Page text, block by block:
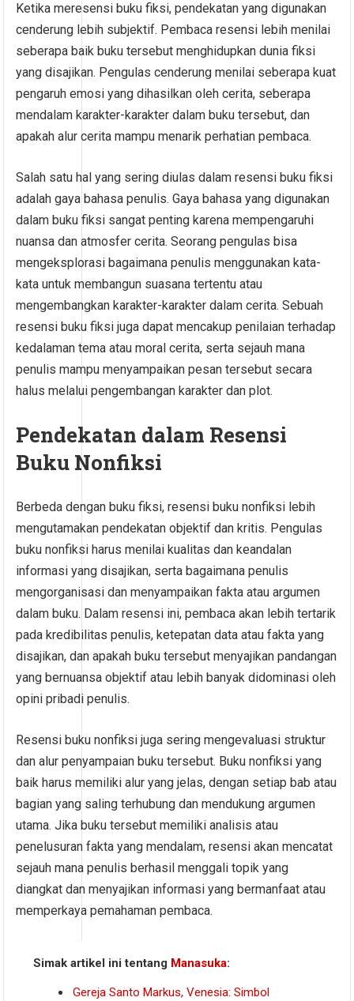
Ketika meresensi buku fiksi, pendekatan yang digunakan
cenderung lebih subjektif. Pembaca resensi lebih menilai
seberapa baik buku tersebut menghidupkan dunia fiksi
yang disajikan. Pengulas cenderung menilai seberapa kuat
pengaruh emosi yang dihasilkan oleh cerita, seberapa
mendalam karakter-karakter dalam buku tersebut, dan
apakah alur cerita mampu menarik perhatian pembaca.
Salah satu hal yang sering diulas dalam resensi buku fiksi
adalah gaya bahasa penulis. Gaya bahasa yang digunakan
dalam buku fiksi sangat penting karena mempengaruhi
nuansa dan atmosfer cerita. Seorang pengulas bisa
mengeksplorasi bagaimana penulis menggunakan kata-
kata untuk membangun suasana tertentu atau
mengembangkan karakter-karakter dalam cerita. Sebuah
resensi buku fiksi juga dapat mencakup penilaian terhadap
kedalaman tema atau moral cerita, serta sejauh mana
penulis mampu menyampaikan pesan tersebut secara
halus melalui pengembangan karakter dan plot.
Pendekatan dalam Resensi
Buku Nonfiksi
Berbeda dengan buku fiksi, resensi buku nonfiksi lebih
mengutamakan pendekatan objektif dan kritis. Pengulas
buku nonfiksi harus menilai kualitas dan keandalan
informasi yang disajikan, serta bagaimana penulis
mengorganisasi dan menyampaikan fakta atau argumen
dalam buku. Dalam resensi ini, pembaca akan lebih tertarik
pada kredibilitas penulis, ketepatan data atau fakta yang
disajikan, dan apakah buku tersebut menyajikan pandangan
yang bernuansa objektif atau lebih banyak didominasi oleh
opini pribadi penulis.
Resensi buku nonfiksi juga sering mengevaluasi struktur
dan alur penyampaian buku tersebut. Buku nonfiksi yang
baik harus memiliki alur yang jelas, dengan setiap bab atau
bagian yang saling terhubung dan mendukung argumen
utama. Jika buku tersebut memiliki analisis atau
penelusuran fakta yang mendalam, resensi akan mencatat
sejauh mana penulis berhasil menggali topik yang
diangkat dan menyajikan informasi yang bermanfaat atau
memperkaya pemahaman pembaca.
Simak artikel ini tentang Manasuka:
Gereja Santo Markus, Venesia: Simbol